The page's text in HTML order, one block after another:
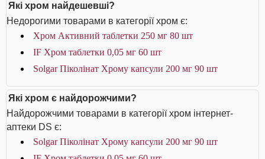
Які хром найдешевші?
Недорогими товарами в категорії хром є:
Хром Активний таблетки 250 мг 80 шт
IF Хром таблетки 0,05 мг 60 шт
Solgar Піколінат Хрому капсули 200 мг 90 шт
Які хром є найдорожчими?
Найдорожчими товарами в категорії хром інтернет-
аптеки DS є:
Solgar Піколінат Хрому капсули 200 мг 90 шт